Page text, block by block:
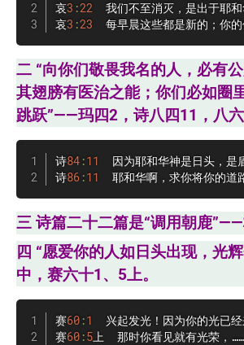
哀3 :22
我们不至消灭，是出于耶
哀3 :23
每早晨这些都是新的；你的
二 “向你们敬畏我名的人，必有
其翅膀有医治之能；你们必如圈
跳跃”——玛四2，诗八四11，八六
诗84 :11
因为耶和华神是日头，是
诗86 :11
耶和华啊，求你将你的道
三 诗篇二十二篇是“调用朝鹿”——
四 “愿爱你的人如日头出现，光
中，赛六十1、5上。
赛60 :1
兴起发光！因为你的光已
赛60 :5上  那时你看见就有光荣，……